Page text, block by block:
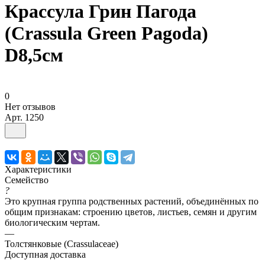
Крассула Грин Пагода
(Crassula Green Pagoda)
D8,5см
0
Нет отзывов
Арт. 1250
Характеристики
Семейство
?
Это крупная группа родственных растений, объединённых по
общим признакам: строению цветов, листьев, семян и другим
биологическим чертам.
—
Толстянковые (Crassulaceae)
Доступная доставка